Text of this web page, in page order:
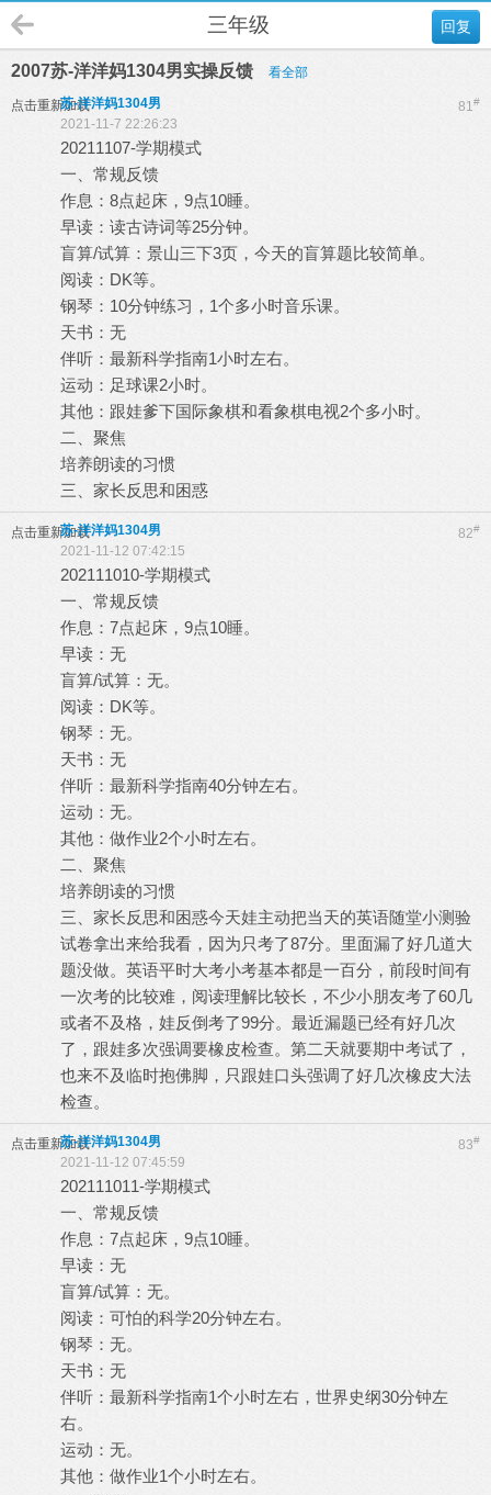
回复
三年级
2007苏-洋洋妈1304男实操反馈 看全部
点击重新加载 81#
苏-洋洋妈1304男
2021-11-7 22:26:23
20211107-学期模式
一、常规反馈
作息：8点起床，9点10睡。
早读：读古诗词等25分钟。
盲算/试算：景山三下3页，今天的盲算题比较简单。
阅读：DK等。
钢琴：10分钟练习，1个多小时音乐课。
天书：无
伴听：最新科学指南1小时左右。
运动：足球课2小时。
其他：跟娃爹下国际象棋和看象棋电视2个多小时。
二、聚焦
培养朗读的习惯
三、家长反思和困惑
点击重新加载 82#
苏-洋洋妈1304男
2021-11-12 07:42:15
202111010-学期模式
一、常规反馈
作息：7点起床，9点10睡。
早读：无
盲算/试算：无。
阅读：DK等。
钢琴：无。
天书：无
伴听：最新科学指南40分钟左右。
运动：无。
其他：做作业2个小时左右。
二、聚焦
培养朗读的习惯
三、家长反思和困惑今天娃主动把当天的英语随堂小测验
试卷拿出来给我看，因为只考了87分。里面漏了好几道大
题没做。英语平时大考小考基本都是一百分，前段时间有
一次考的比较难，阅读理解比较长，不少小朋友考了60几
或者不及格，娃反倒考了99分。最近漏题已经有好几次
了，跟娃多次强调要橡皮检查。第二天就要期中考试了，
也来不及临时抱佛脚，只跟娃口头强调了好几次橡皮大法
检查。
点击重新加载 83#
苏-洋洋妈1304男
2021-11-12 07:45:59
202111011-学期模式
一、常规反馈
作息：7点起床，9点10睡。
早读：无
盲算/试算：无。
阅读：可怕的科学20分钟左右。
钢琴：无。
天书：无
伴听：最新科学指南1个小时左右，世界史纲30分钟左
右。
运动：无。
其他：做作业1个小时左右。